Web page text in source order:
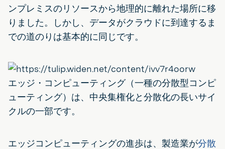
ンプレミスのリソースから地理的に離れた場所に移
りました。しかし、データがクラウドに到達するま
での道のりは基本的に同じです。
エッジ・コンピューティング（一種の分散型コンピ
ューティング）は、中央集権化と分散化の長いサイ
クルの一部です。
エッジコンピューティングの進歩は、製造業が分散